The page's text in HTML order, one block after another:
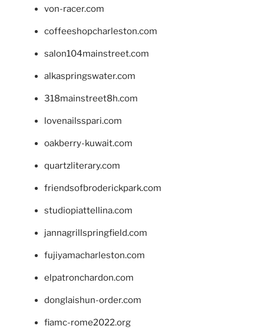
von-racer.com
coffeeshopcharleston.com
salon104mainstreet.com
alkaspringswater.com
318mainstreet8h.com
lovenailsspari.com
oakberry-kuwait.com
quartzliterary.com
friendsofbroderickpark.com
studiopiattellina.com
jannagrillspringfield.com
fujiyamacharleston.com
elpatronchardon.com
donglaishun-order.com
fiamc-rome2022.org